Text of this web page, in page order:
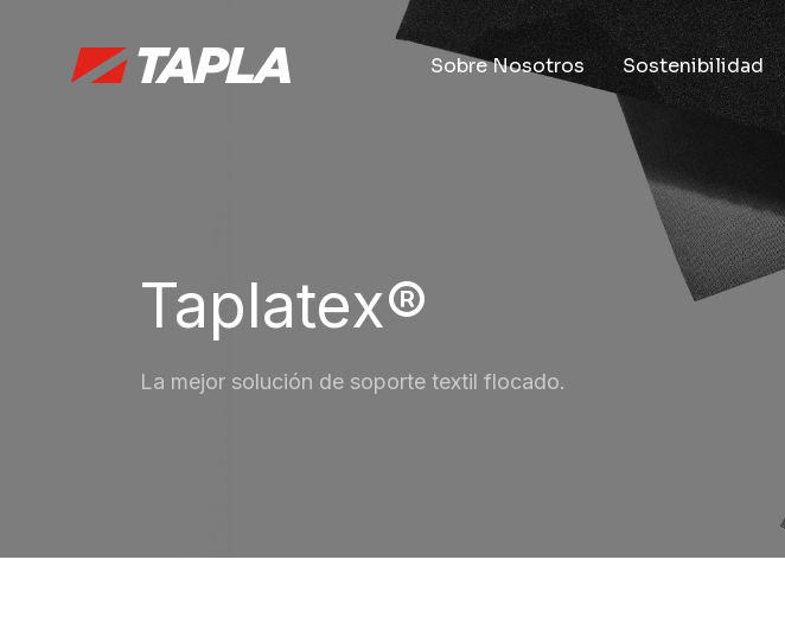
Sobre Nosotros Sostenibilidad
Taplatex®
La mejor solución de soporte textil flocado.